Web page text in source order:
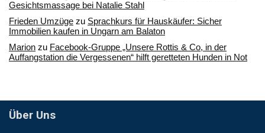
Gesichtsmassage bei Natalie Stahl
Frieden Umzüge zu Sprachkurs für Hauskäufer: Sicher
Immobilien kaufen in Ungarn am Balaton
Marion zu Facebook-Gruppe „Unsere Rottis & Co, in der
Auffangstation die Vergessenen“ hilft geretteten Hunden in Not
Über Uns